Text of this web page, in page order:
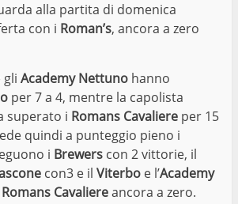
alla partita di domenica
con i Roman’s, ancora a zero
gli Academy Nettuno hanno
per 7 a 4, mentre la capolista
superato i Romans Cavaliere per 15
quindi a punteggio pieno i
i Brewers con 2 vittorie, il
con3 e il Viterbo e l’Academy
Romans Cavaliereancora a zero.